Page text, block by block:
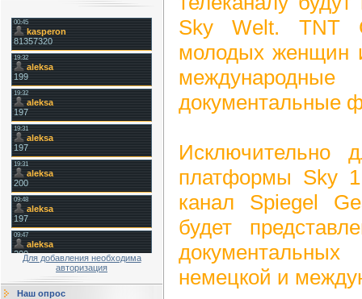
Для добавления необходима
авторизация
Наш опрос
Sky Welt. TNT
молодых женщин
документальные
Исключительно
платформы Sky
канал Spiegel
будет
немецкой и